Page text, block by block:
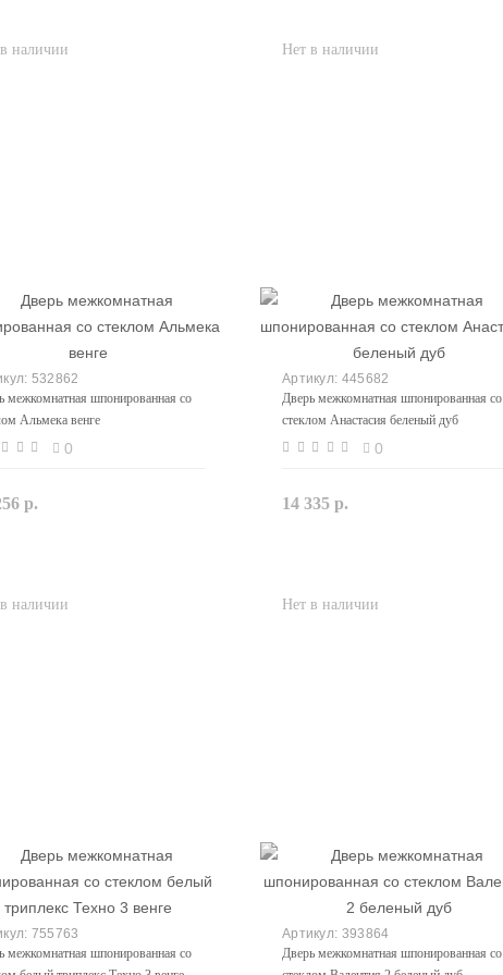
532862
межкомнатная шпонированная со
Альмека венге
0
р.
445682
Дверь межкомнатная шпонированная со
стеклом Анастасия беленый дуб
0
14 335 р.
755763
межкомнатная шпонированная со
393864
Дверь межкомнатная шпонированная со